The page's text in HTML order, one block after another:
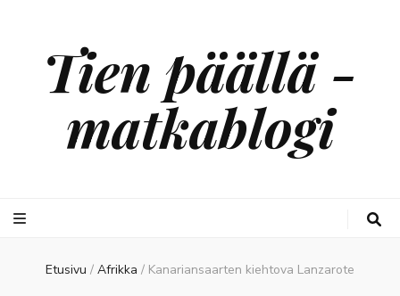
Tien päällä -
matkablogi
Etusivu / Afrikka / Kanariansaarten kiehtova Lanzarote